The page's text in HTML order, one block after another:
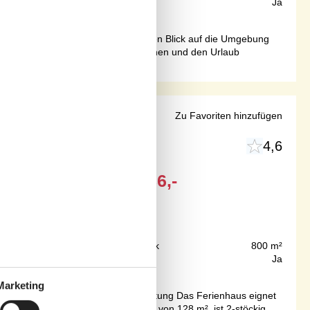
von dem aus Sie einen schönen Blick auf die Umgebung
Ecken, wo Sie sich entspannen und den Urlaub
4,6
586,-
Grundstück
800 m²
Ja
niedrige Decken im Haus.Einrichtung Das Ferienhaus eignet
Zu Favoriten hinzufügen